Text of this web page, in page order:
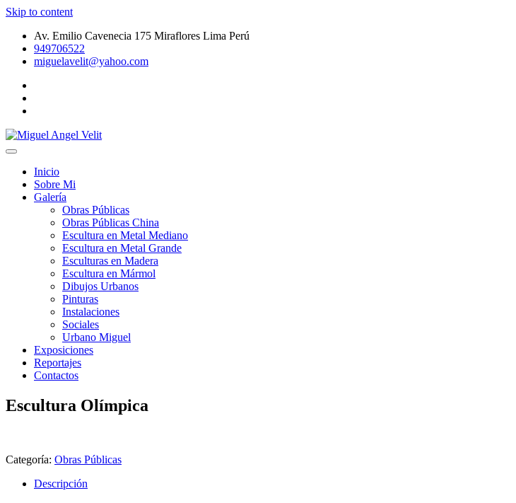
Skip to content
Av. Emilio Cavenecia 175 Miraflores Lima Perú
949706522
miguelavelit@yahoo.com
Miguel Angel Velit
Inicio
Sobre Mi
Galería
Obras Públicas
Obras Públicas China
Escultura en Metal Mediano
Escultura en Metal Grande
Esculturas en Madera
Escultura en Mármol
Dibujos Urbanos
Pinturas
Instalaciones
Sociales
Urbano Miguel
Exposiciones
Reportajes
Contactos
Escultura Olímpica
Categoría: Obras Públicas
Descripción